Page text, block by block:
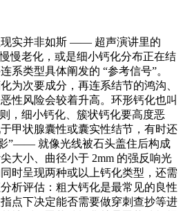
实并非如斯 —— 超声演讲里的
慢老化，或是细小钙化分布正在结
系类型具体阐发的 “参考信号”。
为次要成分，再连系结节的鸿沟、
性风险会较着升高。环形钙化也叫
，细小钙化、簇状钙化要高度恶
甲状腺囊性或囊实性结节，有时还
”—— 就像光线被石头盖住后构成
大小、曲径小于 2mm 的强反响光
时呈现两种或以上钙化类型，还需
析评估：粗大钙化是最常见的良性
点下决定能否需要做穿刺查抄等进